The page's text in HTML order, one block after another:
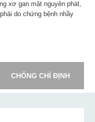
xơ gan mật nguyên phát,
do chứng bệnh nhầy
CHỐNG CHỈ ĐỊNH